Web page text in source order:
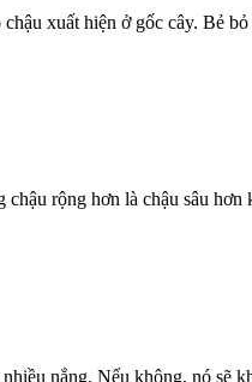
xuất hiện ở gốc cây. Bẻ
rộng hơn là chậu sâu
nắng. Nếu không, nó